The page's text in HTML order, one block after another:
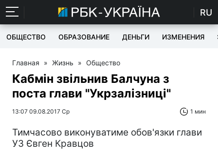
RU
ОБЩЕСТВО ОБРАЗОВАНИЕ ДЕНЬГИ ИЗМЕНЕНИЯ
Главная » Жизнь » Общество
Кабмін звільнив Балчуна з
поста глави "Укрзалізниці"
13:07 09.08.2017 Ср 1 мин
Тимчасово виконуватиме обов'язки глави
УЗ Євген Кравцов